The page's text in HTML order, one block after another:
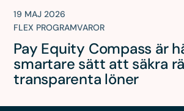
19 MAJ 2026
FLEX PROGRAMVAROR
Pay Equity Compass är
smartare sätt att säkra
transparenta löner